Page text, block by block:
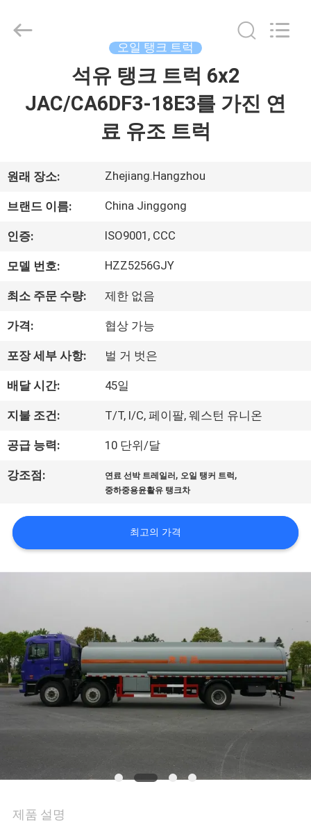
우
리
에
여
공
장
여
행
품
질
관
연
락
세
뉴
Copyright
CO.,LTD.
오일 탱크 트럭
석유 탱크 트럭 6x2
JAC/CA6DF3-18E3를 가진 연
료 유조 트럭
원래 장소: Zhejiang.Hangzhou
브랜드 이름: China Jinggong
인증: ISO9001, CCC
모델 번호: HZZ5256GJY
최소 주문 수량: 제한 없음
가격: 협상 가능
포장 세부 사항: 벌 거 벗은
배달 시간: 45일
지불 조건: T/T, l/C, 페이팔, 웨스턴 유니온
공급 능력: 10 단위/달
강조점: 연료 선박 트레일러 , 오일 탱커 트럭 ,
중하중용윤활유 탱크차
최고의 가격
제품 설명